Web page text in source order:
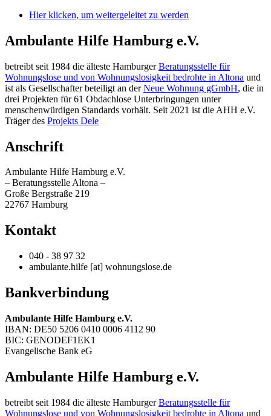
Hier klicken, um weitergeleitet zu werden
Ambulante Hilfe Hamburg e.V.
betreibt seit 1984 die älteste HamburgerBeratungsstelle für
Wohnungslose und von Wohnungslosigkeit bedrohte in Altona und
ist als Gesellschafter beteiligt an derNeue Wohnung gGmbH, die in
drei Projekten für 61 Obdachlose Unterbringungen unter
menschenwürdigen Standards vorhält. Seit 2021 ist die AHH e.V.
Träger des Projekts Dele
Anschrift
Ambulante Hilfe Hamburg e.V.
– Beratungsstelle Altona –
Große Bergstraße 219
22767 Hamburg
Kontakt
040 - 38 97 32
ambulante.hilfe [at] wohnungslose.de
Bankverbindung
Ambulante Hilfe Hamburg e.V.
IBAN: DE50 5206 0410 0006 4112 90
BIC: GENODEF1EK1
Evangelische Bank eG
Ambulante Hilfe Hamburg e.V.
betreibt seit 1984 die älteste HamburgerBeratungsstelle für
Wohnungslose und von Wohnungslosigkeit bedrohte in Altona und